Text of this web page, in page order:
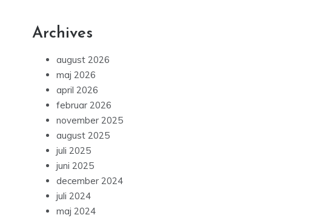
Archives
august 2026
maj 2026
april 2026
februar 2026
november 2025
august 2025
juli 2025
juni 2025
december 2024
juli 2024
maj 2024